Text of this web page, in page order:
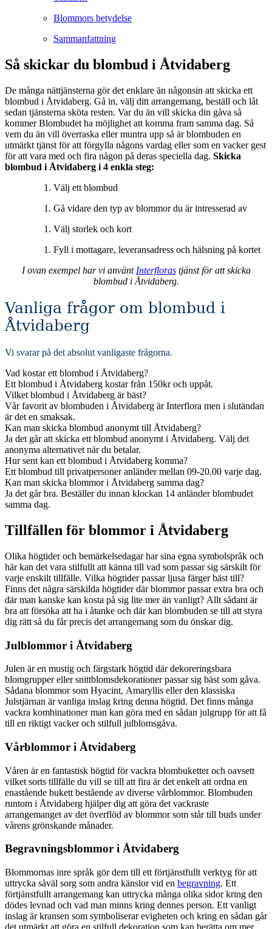
Blommors betydelse
Sammanfattning
Så skickar du blombud i Åtvidaberg
De många nättjänsterna gör det enklare än någonsin att skicka ett
blombud i Åtvidaberg. Gå in, välj ditt arrangemang, beställ och låt
sedan tjänsterna sköta resten. Var du än vill skicka din gåva så
kommer Blombudet ha möjlighet att komma fram samma dag. Så
vem du än vill överraska eller muntra upp så är blombuden en
utmärkt tjänst för att förgylla någons vardag eller som en vacker gest
för att vara med och fira någon på deras speciella dag. Skicka
blombud i Åtvidaberg i 4 enkla steg:
Välj ett blombud
Gå vidare den typ av blommor du är intresserad av
Välj storlek och kort
Fyll i mottagare, leveransadress och hälsning på kortet
I ovan exempel har vi använt Interflorastjänst för att skicka
blombud i Åtvidaberg.
Vanliga frågor om blombud i
Åtvidaberg
Vi svarar på det absolut vanligaste frågorna.
Vad kostar ett blombud i Åtvidaberg?
Ett blombud i Åtvidaberg kostar från 150kr och uppåt.
Vilket blombud i Åtvidaberg är bäst?
Vår favorit av blombuden i Åtvidaberg är Interflora men i slutändan
är det en smaksak.
Kan man skicka blombud anonymt till Åtvidaberg?
Ja det går att skicka ett blombud anonymt i Åtvidaberg. Välj det
anonyma alternativet när du betalar.
Hur sent kan ett blombud i Åtvidaberg komma?
Ett blombud till privatpersoner anländer mellan 09-20.00 varje dag.
Kan man skicka blommor i Åtvidaberg samma dag?
Ja det går bra. Beställer du innan klockan 14 anländer blombudet
samma dag.
Tillfällen för blommor i Åtvidaberg
Olika högtider och bemärkelsedagar har sina egna symbolspråk och
här kan det vara stilfullt att känna till vad som passar sig särskilt för
varje enskilt tillfälle. Vilka högtider passar ljusa färger bäst till?
Finns det några särskilda högtider där blommor passar extra bra och
där man kanske kan kosta på sig lite mer än vanligt? Allt sådant är
bra att försöka att ha i åtanke och där kan blombuden se till att styra
dig rätt så du får precis det arrangemang som du önskar dig.
Julblommor i Åtvidaberg
Julen är en mustig och färgstark högtid där dekoreringsbara
blomgrupper eller snittblomsdekorationer passar sig bäst som gåva.
Sådana blommor som Hyacint, Amaryllis eller den klassiska
Julstjärnan är vanliga inslag kring denna högtid. Det finns många
vackra kombinationer man kan göra med en sådan julgrupp för att få
till en riktigt vacker och stilfull julblomsgåva.
Vårblommor i Åtvidaberg
Våren är en fantastisk högtid för vackra blombuketter och oavsett
vilket sorts tillfälle du vill se till att fira är det enkelt att ordna en
enastående bukett bestående av diverse vårblommor. Blombuden
runtom i Åtvidaberg hjälper dig att göra det vackraste
arrangemanget av det överflöd av blommor som står till buds under
vårens grönskande månader.
Begravningsblommor i Åtvidaberg
Blommornas inre språk gör dem till ett förtjänstfullt verktyg för att
uttrycka såväl sorg som andra känslor vid en begravning. Ett
förtjänstfullt arrangemang kan uttrycka många olika sidor kring den
dödes levnad och vad man minns kring dennes person. Ett vanligt
inslag är kransen som symboliserar evigheten och kring en sådan går